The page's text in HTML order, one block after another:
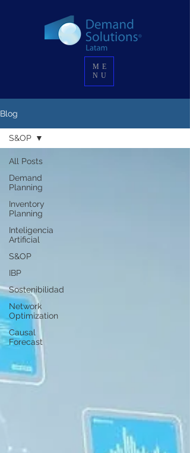
ME
NU
Blog
All Posts
Demand
Planning
Inventory
Planning
Inteligencia
Artificial
S&OP
IBP
Sostenibilidad
Network
Optimization
Causal
Forecast
S&OP